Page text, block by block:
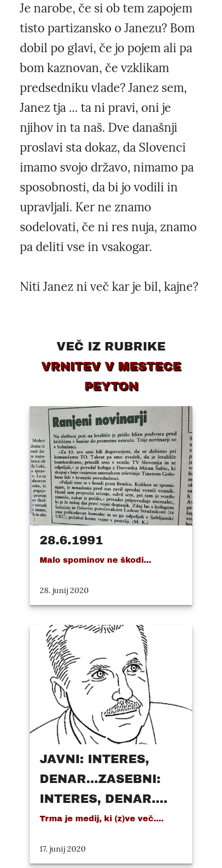
Je narobe, če si ob tem zapojem
tisto partizansko o Janezu? Bom
dobil po glavi, če jo pojem ali pa
bom kaznovan, če vzklikam
predsedniku vlade? Janez sem,
Janez tja ... ta ni pravi, oni je
njihov in ta naš. Dve današnji
proslavi sta dokaz, da Slovenci
imamo svojo državo, nimamo pa
sposobnosti, da bi jo vodili in
upravljali. Ker ne znamo
sodelovati, če ni res nuja, znamo
pa deliti vse in vsakogar.
Niti Janez ni več kar je bil, kajne?
VEČ IZ RUBRIKE
VRNITEV V MESTECE
PEYTON
28.6.1991
Malo spominov ne škodi...
28. junij 2020
JAVNI: INTERES,
DENAR...ZASEBNI:
INTERES, DENAR....
Trma je medij, ki (z)ve več....
17. junij 2020